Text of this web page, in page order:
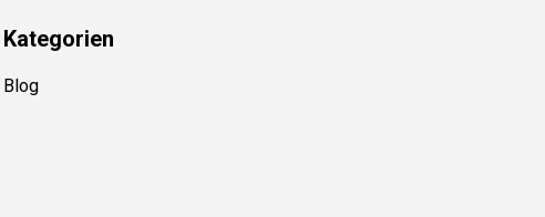
Kategorien
Blog